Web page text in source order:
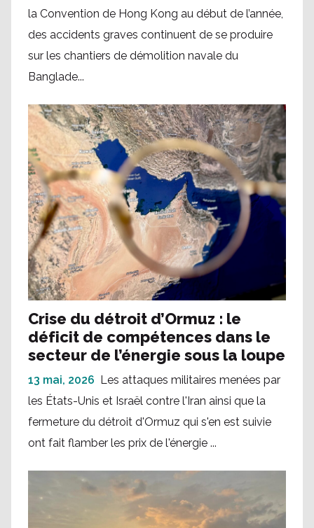
la Convention de Hong Kong au début de l’année,
des accidents graves continuent de se produire
sur les chantiers de démolition navale du
Banglade...
Crise du détroit d’Ormuz : le
déficit de compétences dans le
secteur de l’énergie sous la loupe
13 mai, 2026 Les attaques militaires menées par
les États-Unis et Israël contre l'Iran ainsi que la
fermeture du détroit d'Ormuz qui s'en est suivie
ont fait flamber les prix de l'énergie ...